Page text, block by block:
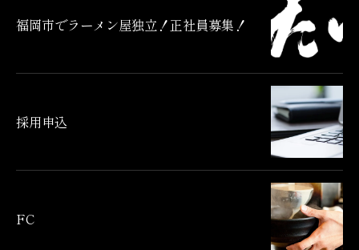
福岡市でラーメン屋独立！正社員募集！
採用申込
FC